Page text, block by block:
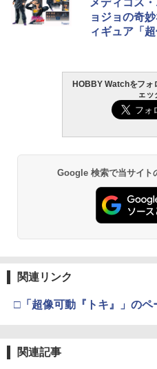
メディコス
ョジョの奇
ィギュア「
HOBBY Watchをフォ
ェッ
Google 検索で当サイト
関連リンク
□「超像可動『トキ』」のペ
関連記事